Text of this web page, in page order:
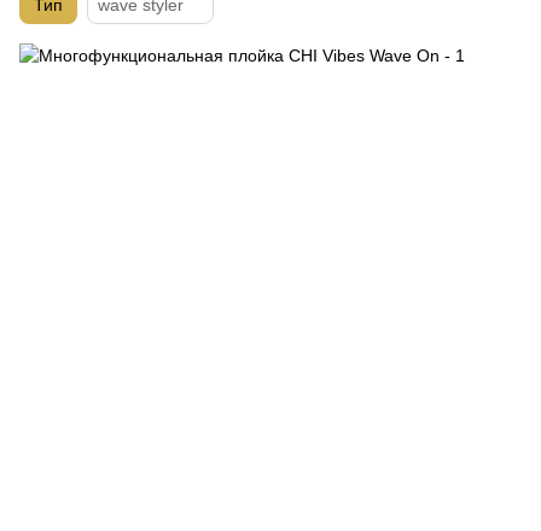
Тип wave styler